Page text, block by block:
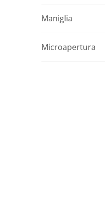
Maniglia
Microapertura